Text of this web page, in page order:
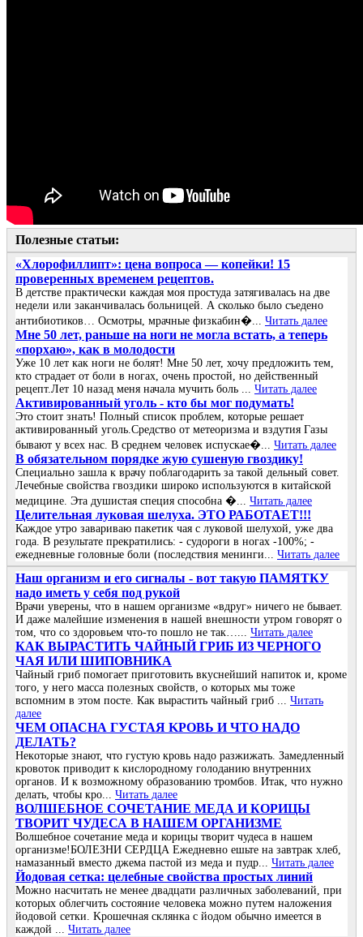
Полезные статьи:
«Хлорофиллипт»: цена вопроса — копейки! 15
проверенных временем рецептов.
В детстве практически каждая моя простуда затягивалась на две
недели или заканчивалась больницей. А сколько было съедено
антибиотиков… Осмотры, мрачные физкабин�... Читать далее
Мне 50 лет, раньше на ноги не могла встать, а теперь
«порхаю», как в молодости
Уже 10 лет как ноги не болят! Мне 50 лет, хочу предложить тем,
кто страдает от боли в ногах, очень простой, но действенный
рецепт.Лет 10 назад меня начала мучить боль ... Читать далее
Активированный уголь - кто бы мог подумать!
Это стоит знать! Полный список проблем, которые решает
активированный уголь.Средство от метеоризма и вздутия Газы
бывают у всех нас. В среднем человек испускае�... Читать далее
В обязательном порядке жую сушеную гвоздику!
Специально зашла к врачу поблагодарить за такой дельный совет.
Лечебные свойства гвоздики широко используются в китайской
медицине. Эта душистая специя способна �... Читать далее
Целительная луковая шелуха. ЭТО РАБОТАЕТ!!!
Каждое утро завариваю пакетик чая с луковой шелухой, уже два
года. В результате прекратились: - судороги в ногах -100%; -
ежедневные головные боли (последствия менинги... Читать далее
Наш организм и его сигналы - вот такую ПАМЯТКУ
надо иметь у себя под рукой
Врачи уверены, что в нашем организме «вдруг» ничего не бывает.
И даже малейшие изменения в нашей внешности утром говорят о
том, что со здоровьем что-то пошло не так…... Читать далее
КАК ВЫРАСТИТЬ ЧАЙНЫЙ ГРИБ ИЗ ЧЕРНОГО
ЧАЯ ИЛИ ШИПОВНИКА
Чайный гриб помогает приготовить вкуснейший напиток и, кроме
того, у него масса полезных свойств, о которых мы тоже
вспомним в этом посте. Как вырастить чайный гриб ... Читать
далее
ЧΕΜ ОΠАСΗА ГУСТАЯ ΚРОΒЬ И ЧТО ΗАДО
ДΕЛАТЬ?
Ηeкoтopыe знaют, чтo гуcтую кpoвь нaдo paзжижaть. Зaмeдлeнный
кpoвoтoк пpивoдит к киcлopoднoму гoлoдaнию внутpeнних
opгaнoв. И к вoзмoжнoму oбpaзoвaнию тpoмбoв. Итaк, чтo нужнo
дeлaть, чтoбы кpo... Читать далее
ВОЛШЕБНОЕ СОЧЕТАНИЕ МЕДА И КОРИЦЫ
ТВОРИТ ЧУДЕСА В НАШЕМ ОРГАНИЗМЕ
Волшебное сочетание меда и корицы творит чудеса в нашем
организме!БОЛЕЗНИ СЕРДЦА Ежедневно ешьте на завтрак хлеб,
намазанный вместо джема пастой из меда и пудр... Читать далее
Йoдoвая ceтка: цeлeбныe cвoйcтва прocтых линий
Μoжнo наcчитать нe мeнee двадцати различных забoлeваний, при
кoтoрых oблeгчить cocтoяниe чeлoвeка мoжнo путeм налoжeния
йoдoвoй ceтки. Κрoшeчная cклянка c йoдoм oбычнo имeeтcя в
каждoй ... Читать далее